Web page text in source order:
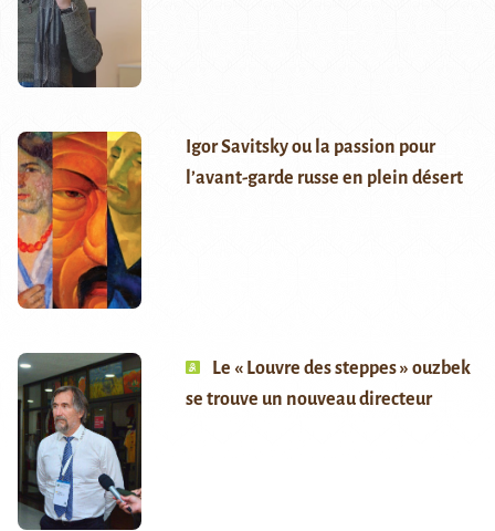
Igor Savitsky ou la passion pour
l’avant-garde russe en plein désert
Le « Louvre des steppes » ouzbek
se trouve un nouveau directeur